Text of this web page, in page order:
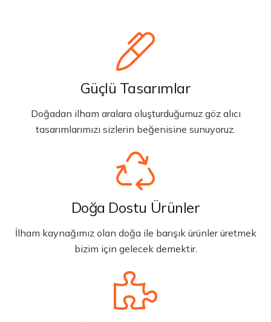
Güçlü Tasarımlar
Doğadan ilham aralara oluşturduğumuz göz alıcı
tasarımlarımızı sizlerin beğenisine sunuyoruz.
Doğa Dostu Ürünler
İlham kaynağımız olan doğa ile barışık ürünler üretmek
bizim için gelecek demektir.